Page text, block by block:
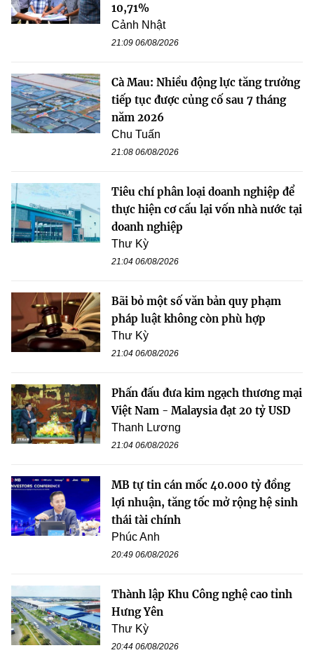
10,71%
Cảnh Nhật
21:09 06/08/2026
Cà Mau: Nhiều động lực tăng trưởng
tiếp tục được củng cố sau 7 tháng
năm 2026
Chu Tuấn
21:08 06/08/2026
Tiêu chí phân loại doanh nghiệp để
thực hiện cơ cấu lại vốn nhà nước tại
doanh nghiệp
Thư Kỳ
21:04 06/08/2026
Bãi bỏ một số văn bản quy phạm
pháp luật không còn phù hợp
Thư Kỳ
21:04 06/08/2026
Phấn đấu đưa kim ngạch thương mại
Việt Nam - Malaysia đạt 20 tỷ USD
Thanh Lương
21:04 06/08/2026
MB tự tin cán mốc 40.000 tỷ đồng
lợi nhuận, tăng tốc mở rộng hệ sinh
thái tài chính
Phúc Anh
20:49 06/08/2026
Thành lập Khu Công nghệ cao tỉnh
Hưng Yên
Thư Kỳ
20:44 06/08/2026